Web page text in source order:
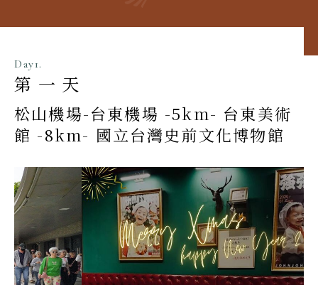
Day1.
第一天
松山機場-台東機場 -5km- 台東美術
館 -8km- 國立台灣史前文化博物館